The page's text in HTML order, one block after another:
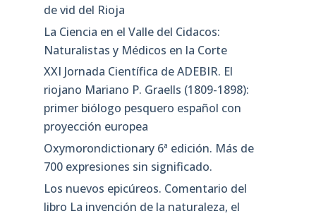
de vid del Rioja
La Ciencia en el Valle del Cidacos:
Naturalistas y Médicos en la Corte
XXI Jornada Científica de ADEBIR. El
riojano Mariano P. Graells (1809-1898):
primer biólogo pesquero español con
proyección europea
Oxymorondictionary 6ª edición. Más de
700 expresiones sin significado.
Los nuevos epicúreos. Comentario del
libro La invención de la naturaleza, el